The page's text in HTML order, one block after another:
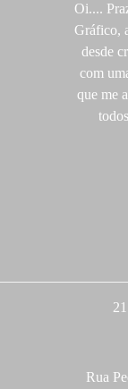
Oi....
Gráfico,
desde
com
que me
Rua